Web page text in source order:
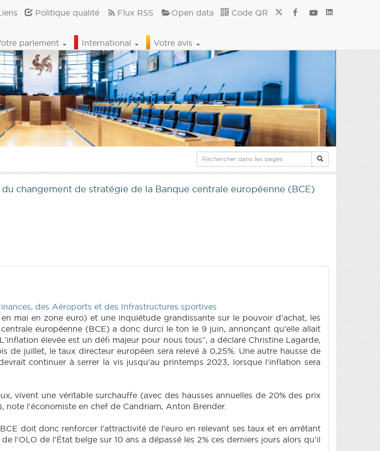
Politique qualité Flux RSS Open data Code QR
parlement International Votre avis
changement de stratégie de la Banque centrale européenne (BCE)
des Aéroports et des Infrastructures sportives
mai en zone euro) et une inquiétude grandissante sur le pouvoir d'achat, les
européenne (BCE) a donc durci le ton le 9 juin, annonçant qu'elle allait
élevée est un défi majeur pour nous tous”, a déclaré Christine Lagarde,
de juillet, le taux directeur européen sera relevé à 0,25%. Une autre hausse de
continuer à serrer la vis jusqu'au printemps 2023, lorsque l'inflation sera
vivent une véritable surchauffe (avec des hausses annuelles de 20% des prix
note l'économiste en chef de Candriam, Anton Brender.
doit donc renforcer l'attractivité de l'euro en relevant ses taux et en arrêtant
l'OLO de l'État belge sur 10 ans a dépassé les 2% ces derniers jours alors qu'il